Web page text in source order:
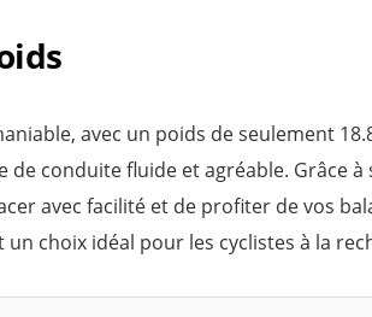
avec un poids de seulement
de conduite fluide et agréable. Grâce
avec facilité et de profiter de vos
un choix idéal pour les cyclistes à la